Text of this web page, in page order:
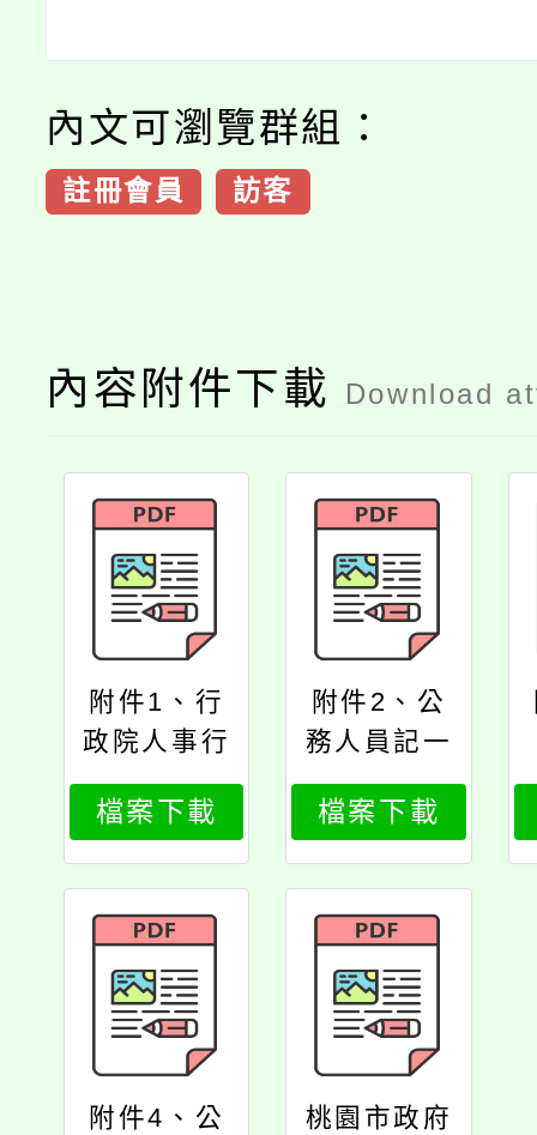
內文可瀏覽群組：
註冊會員 訪客
內容附件下載 Download
附件1、行
政院人事行
政總處函
檔案下載
附件2、公
務人員記一
大功以下獎
勵令電子化
措施相關q&
a
檔案下載
附件4、公
桃園市政府